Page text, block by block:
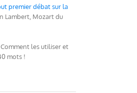
premier débat sur la
Lambert, Mozart du
les utiliser et
mots !